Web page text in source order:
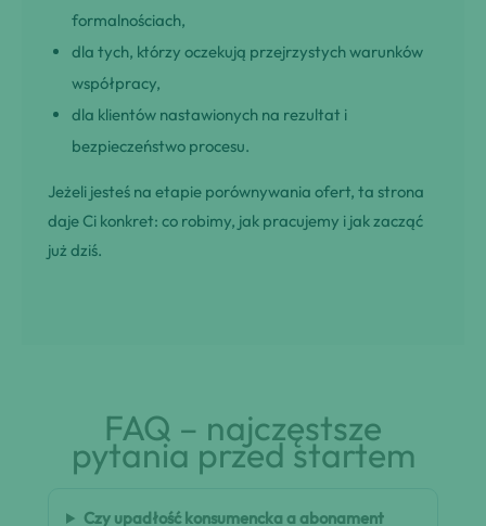
formalnościach,
dla tych, którzy oczekują przejrzystych warunków
współpracy,
dla klientów nastawionych na rezultat i
bezpieczeństwo procesu.
Jeżeli jesteś na etapie porównywania ofert, ta strona
daje Ci konkret: co robimy, jak pracujemy i jak zacząć
już dziś.
FAQ – najczęstsze
pytania przed startem
Czy upadłość konsumencka a abonament